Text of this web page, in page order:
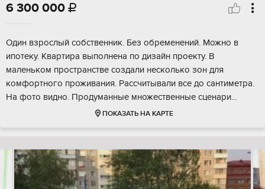
6 300 000 
Один взрослый собственник. Без обременений. Можно в
ипотеку. Квартира выполнена по дизайн проекту. В
маленьком пространстве создали несколько зон для
комфортного проживания. Рассчитывали все до сантиметра.
На фото видно. Продуманные множественные сценари...
ПОКАЗАТЬ НА КАРТЕ